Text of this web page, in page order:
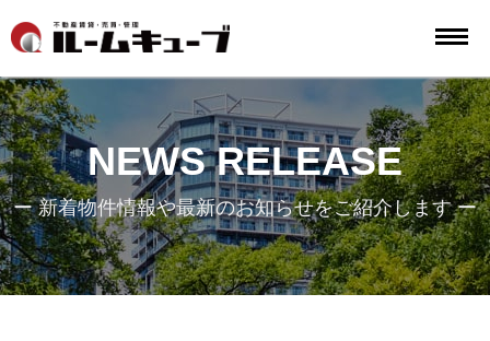
NEWS RELEASE
ー 新着物件情報や最新のお知らせをご紹介します ー